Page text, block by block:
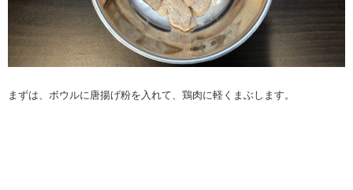
まずは、ボウルに唐揚げ粉を入れて、鶏肉に軽くまぶします。